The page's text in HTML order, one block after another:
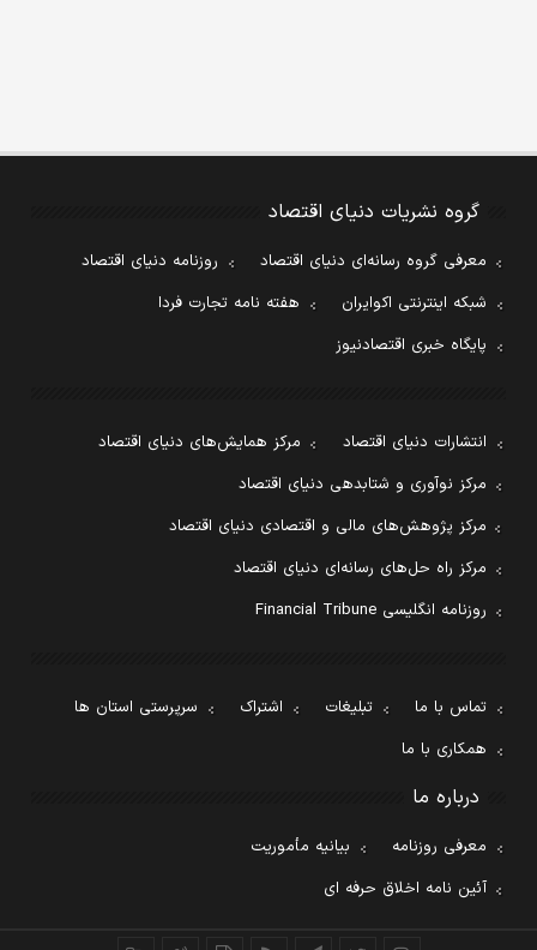
گروه نشریات دنیای اقتصاد
معرفی گروه رسانه‌ای دنیای اقتصاد
روزنامه دنیای اقتصاد
شبکه اینترنتی اکوایران
هفته نامه تجارت فردا
پایگاه خبری اقتصادنیوز
انتشارات دنیای اقتصاد
مرکز همایش‌های دنیای اقتصاد
مرکز نوآوری و شتابدهی دنیای اقتصاد
مرکز پژوهش‌های مالی و اقتصادی دنیای اقتصاد
مرکز راه حل‌های رسانه‌ای دنیای اقتصاد
روزنامه انگلیسی Financial Tribune
تماس با ما تبلیغات اشتراک
سرپرستی استان ها
همکاری با ما
درباره ما
معرفی روزنامه
بیانیه مأموریت
آئین نامه اخلاق حرفه ای